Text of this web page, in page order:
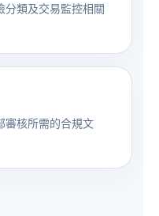
分類及交易監控相關
審核所需的合規文